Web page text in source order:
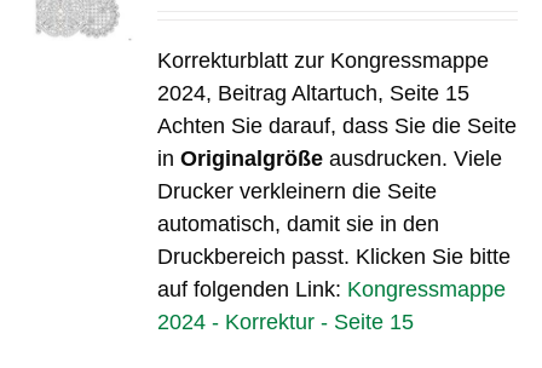
Korrekturblatt zur Kongressmappe
2024, Beitrag Altartuch, Seite 15
Achten Sie darauf, dass Sie die Seite
inOriginalgröße ausdrucken. Viele
Drucker verkleinern die Seite
automatisch, damit sie in den
Druckbereich passt. Klicken Sie bitte
auf folgenden Link: Kongressmappe
2024 - Korrektur - Seite 15